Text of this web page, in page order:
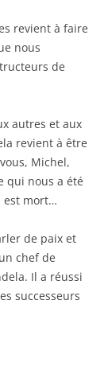
revient à faire
nous
de
autres et aux
revient à être
Michel,
qui nous a été
est mort…
de paix et
chef de
Il a réussi
successeurs